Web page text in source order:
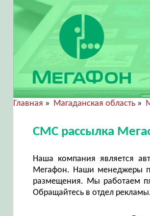
Главная » Магаданская область»
СМС рассылка
Наша компания является
Мегафон. Наши менеджеры
размещения. Мы работаем
Обращайтесь в отдел